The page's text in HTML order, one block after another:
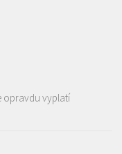
opravdu vyplatí